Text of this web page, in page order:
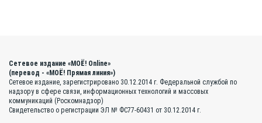
Сетевое издание «МОЁ! Online»
(перевод - «МОЁ! Прямая линия»)
Сетевое издание, зарегистрировано 30.12.2014 г. Федеральной службой по
надзору в сфере связи, информационных технологий и массовых
коммуникаций (Роскомнадзор)
Свидетельство о регистрации ЭЛ № ФС77-60431 от 30.12.2014 г.